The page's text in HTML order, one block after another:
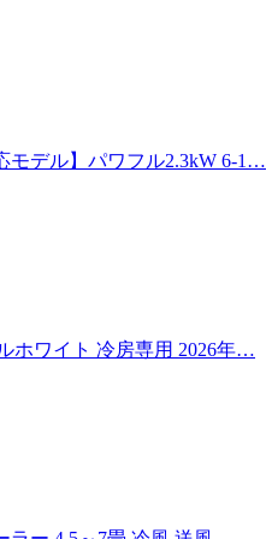
モデル】パワフル2.3kW 6-1…
ホワイト 冷房専用 2026年…